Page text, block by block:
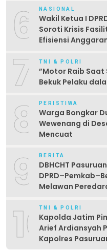
6 NASIONAL
Wakil Ketua I
Soroti Krisis
Efisiensi
7 TNI & POLRI
‎”Motor Raib Saat
Bekuk Pelaku
8 PERISTIWA
Warga Bongkar
Wewenang di
Mencuat
9 BERITA
DBHCHT
Melawan
10TNI & POLRI
Kapolda Jatim
Arief Ardiansyah
Kapolres